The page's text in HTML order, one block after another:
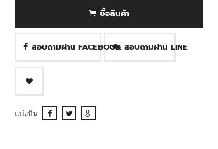
ซื้อสินค้า
สอบถามผ่าน FACEBOOK สอบถามผ่าน LINE
แบ่งปัน